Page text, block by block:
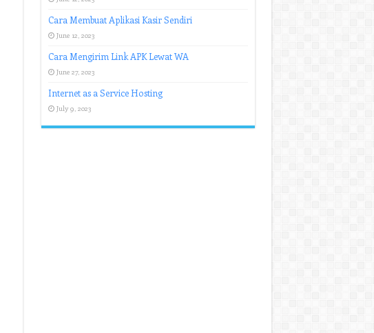
Cara Membuat Aplikasi Kasir Sendiri
June 12, 2023
Cara Mengirim Link APK Lewat WA
June 27, 2023
Internet as a Service Hosting
July 9, 2023